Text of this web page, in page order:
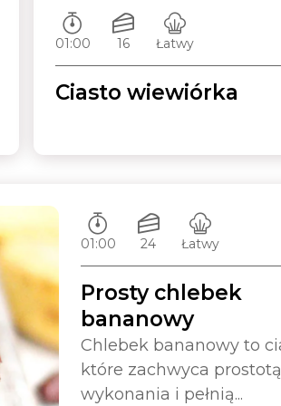
Czas przygotowywania:
01:00
Ilość porcji:
16
Poziom trudności:
Łatwy
Ciasto wiewiórka
Czas przygotowywania:
01:00
Ilość porcji:
24
Poziom trudności:
Łatwy
Prosty chlebek
bananowy
Chlebek bananowy to
które zachwyca prostotą
wykonania i pełnią...